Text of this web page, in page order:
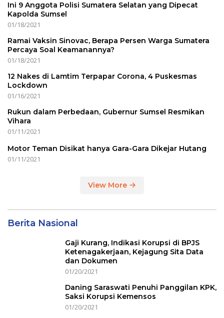
Ini 9 Anggota Polisi Sumatera Selatan yang Dipecat
Kapolda Sumsel
01/18/2021
Ramai Vaksin Sinovac, Berapa Persen Warga Sumatera
Percaya Soal Keamanannya?
01/18/2021
12 Nakes di Lamtim Terpapar Corona, 4 Puskesmas
Lockdown
01/16/2021
Rukun dalam Perbedaan, Gubernur Sumsel Resmikan
Vihara
01/11/2021
Motor Teman Disikat hanya Gara-Gara Dikejar Hutang
01/11/2021
View More
Berita Nasional
Gaji Kurang, Indikasi Korupsi di BPJS
Ketenagakerjaan, Kejagung Sita Data
dan Dokumen
01/20/2021
Daning Saraswati Penuhi Panggilan KPK,
Saksi Korupsi Kemensos
01/20/2021